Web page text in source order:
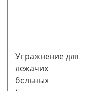
Упражнение для
лежачих
больных